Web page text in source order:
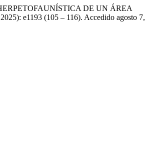
DE UN ÁREA
e1193 (105 – 116). Accedido agosto 7,